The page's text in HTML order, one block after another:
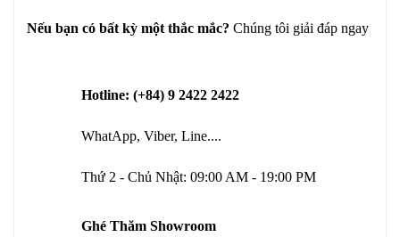
Nếu bạn có bất kỳ một thắc mắc? Chúng tôi giải đáp ngay
Hotline: (+84) 9 2422 2422
WhatApp, Viber, Line....
Thứ 2 - Chủ Nhật: 09:00 AM - 19:00 PM
Ghé Thăm Showroom